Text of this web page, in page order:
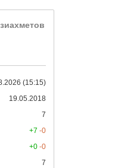
(15:15)
19.05.2018
7
+7 -0
+0 -0
7